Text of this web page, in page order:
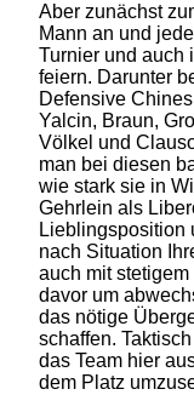
Aber zunächst
Mann an und
Turnier und auch
feiern. Darunter
Defensive
Yalcin, Braun,
Völkel und
man bei diesen
wie stark sie in
Gehrlein als
Lieblingsposition
nach Situation
auch mit
davor um
das nötige
schaffen.
das Team hier
dem Platz